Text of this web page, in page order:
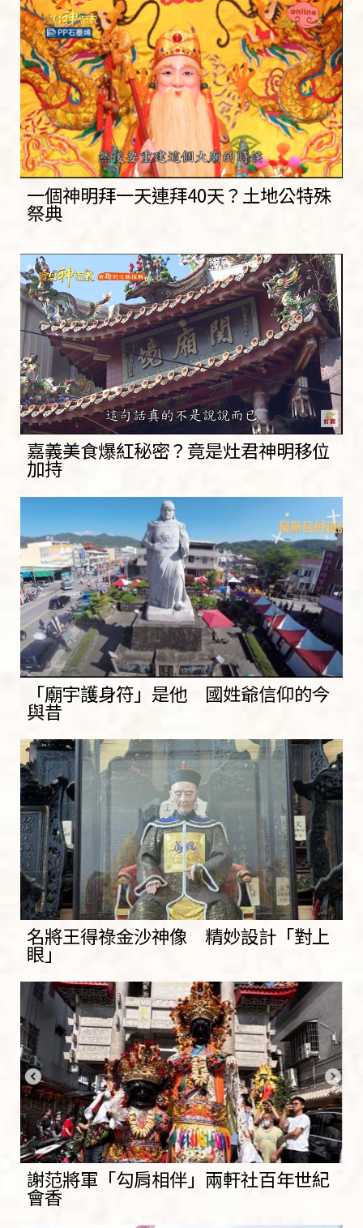
一個神明拜一天連拜40天？土地公特殊
祭典
嘉義美食爆紅秘密？竟是灶君神明移位
加持
「廟宇護身符」是他 國姓爺信仰的今
與昔
名將王得祿金沙神像 精妙設計「對上
眼」
謝范將軍「勾肩相伴」兩軒社百年世紀
會香